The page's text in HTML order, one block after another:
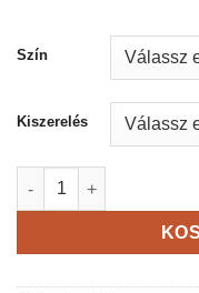
Szín
Kiszerelés
Dulux Professional